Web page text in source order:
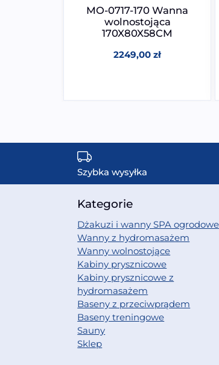
MO-0717-170 Wanna
wolnostojąca
170X80X58CM
2249,00 zł
Szybka wysyłka
Kategorie
Dżakuzi i wanny SPA ogrodowe
Wanny z hydromasażem
Wanny wolnostojące
Kabiny prysznicowe
Kabiny prysznicowe z
hydromasażem
Baseny z przeciwprądem
Baseny treningowe
Sauny
Sklep